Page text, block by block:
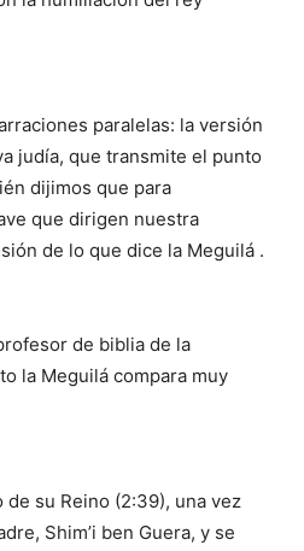
paralelas: la versión
judía, que transmite el punto
dijimos que para
que dirigen nuestra
de lo que dice la Meguilá .
de biblia de la
la Meguilá compara muy
su Reino (2:39), una vez
Shim’i ben Guera, y se